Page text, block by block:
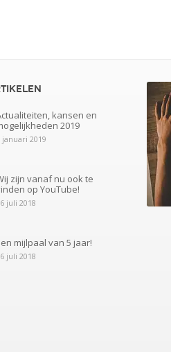
kansen en
2019
januari 2019
zijn vanaf nu ook te
op YouTube!
juli 2018
mijlpaal van 5 jaar!
juli 2018